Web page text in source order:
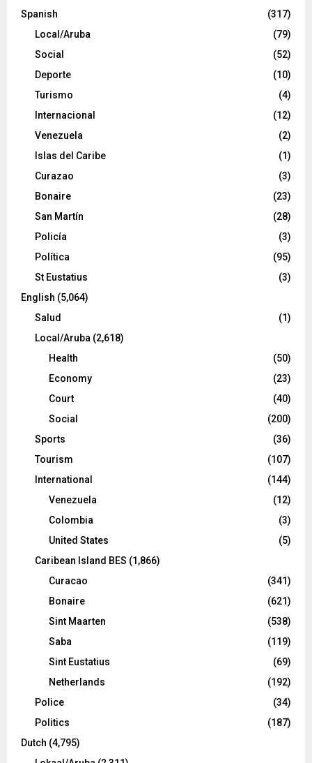
Spanish
(317)
Local/Aruba
(79)
Social
(52)
Deporte
(10)
Turismo
(4)
Internacional
(12)
Venezuela
(2)
Islas del Caribe
(1)
Curazao
(3)
Bonaire
(23)
San Martín
(28)
Policía
(3)
Política
(95)
St Eustatius
(3)
English (5,064)
Salud
(1)
Local/Aruba (2,618)
Health
(50)
Economy
(23)
Court
(40)
Social
(200)
Sports
(36)
Tourism
(107)
International
(144)
Venezuela
(12)
Colombia
(3)
United States
(5)
Caribean Island BES (1,866)
Curacao
(341)
Bonaire
(621)
Sint Maarten
(538)
Saba
(119)
Sint Eustatius
(69)
Netherlands
(192)
Police
(34)
Politics
(187)
Dutch (4,795)